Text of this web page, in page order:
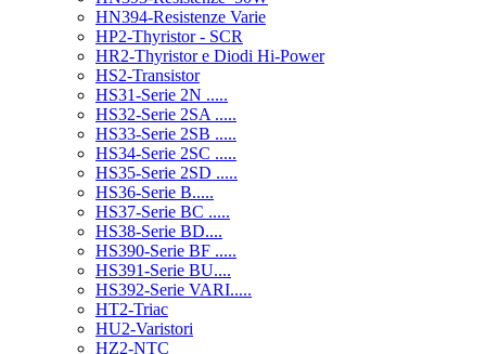
HN394-Resistenze Varie
HP2-Thyristor - SCR
HR2-Thyristor e Diodi Hi-Power
HS2-Transistor
HS31-Serie 2N .....
HS32-Serie 2SA .....
HS33-Serie 2SB .....
HS34-Serie 2SC .....
HS35-Serie 2SD .....
HS36-Serie B.....
HS37-Serie BC .....
HS38-Serie BD....
HS390-Serie BF .....
HS391-Serie BU....
HS392-Serie VARI.....
HT2-Triac
HU2-Varistori
HZ2-NTC